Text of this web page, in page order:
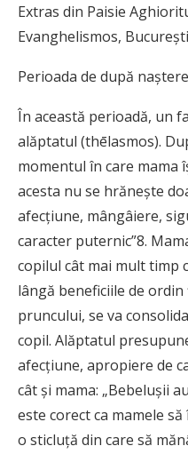
Extras din Paisie
Evanghelismos,
Perioada de după naştere
În această perioadă, un
alăptatul (thēlasmos).
momentul în care mama
acesta nu se hrăneşte
afecţiune, mângâiere,
caracter puternic”8.
copilul cât mai mult timp
lângă beneficiile de
pruncului, se va
copil. Alăptatul
afecţiune, apropiere de
cât şi mama: „Bebeluşii
este corect ca mamele
o sticluţă din care să